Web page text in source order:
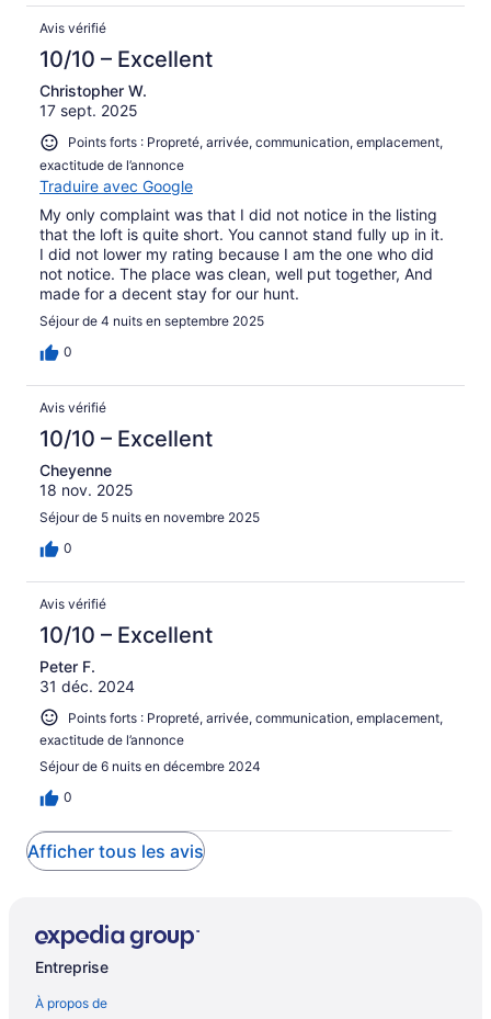
Avis vérifié
10/10 – Excellent
Christopher W.
17 sept. 2025
Points forts : Propreté, arrivée, communication, emplacement,
exactitude de l’annonce
Traduire avec Google
My only complaint was that I did not notice in the listing
that the loft is quite short. You cannot stand fully up in it.
I did not lower my rating because I am the one who did
not notice. The place was clean, well put together, And
made for a decent stay for our hunt.
Séjour de 4 nuits en septembre 2025
0
Avis vérifié
10/10 – Excellent
Cheyenne
18 nov. 2025
Séjour de 5 nuits en novembre 2025
0
Avis vérifié
10/10 – Excellent
Peter F.
31 déc. 2024
Points forts : Propreté, arrivée, communication, emplacement,
exactitude de l’annonce
Séjour de 6 nuits en décembre 2024
0
Afficher tous les avis
Entreprise
À propos de